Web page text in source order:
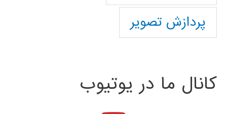
پردازش تصویر
کانال ما در یوتیوب